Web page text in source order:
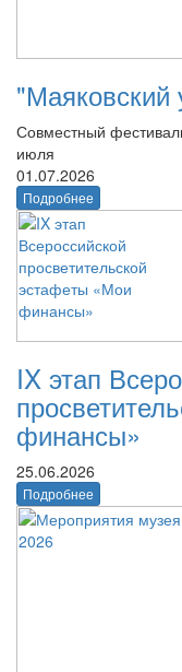
"Маяковский
Совместный
июля
01.07.2026
Подробнее
IX этап
финансы»
25.06.2026
Подробнее